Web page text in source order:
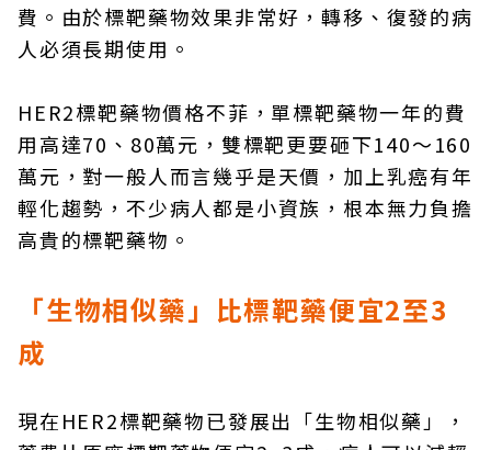
費。由於標靶藥物效果非常好，轉移、復發的病
人必須長期使用。
HER2標靶藥物價格不菲，單標靶藥物一年的費
用高達70、80萬元，雙標靶更要砸下140～160
萬元，對一般人而言幾乎是天價，加上乳癌有年
輕化趨勢，不少病人都是小資族，根本無力負擔
高貴的標靶藥物。
「生物相似藥」比標靶藥便宜2至3
成
現在HER2標靶藥物已發展出「生物相似藥」，